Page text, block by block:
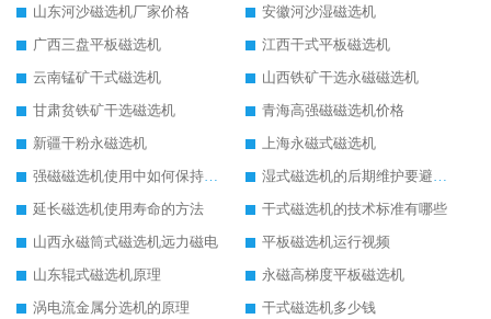
山东河沙磁选机厂家价格
安徽河沙湿磁选机
广西三盘平板磁选机
江西干式平板磁选机
云南锰矿干式磁选机
山西铁矿干选永磁磁选机
甘肃贫铁矿干选磁选机
青海高强磁磁选机价格
新疆干粉永磁选机
上海永磁式磁选机
强磁磁选机使用中如何保持其顺畅运行
湿式磁选机的后期维护要避开哪些坑
延长磁选机使用寿命的方法
干式磁选机的技术标准有哪些
山西永磁筒式磁选机远力磁电
平板磁选机运行视频
山东辊式磁选机原理
永磁高梯度平板磁选机
涡电流金属分选机的原理
干式磁选机多少钱